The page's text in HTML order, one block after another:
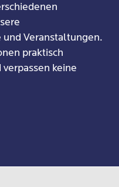
Veranstaltungen.
praktisch
keine